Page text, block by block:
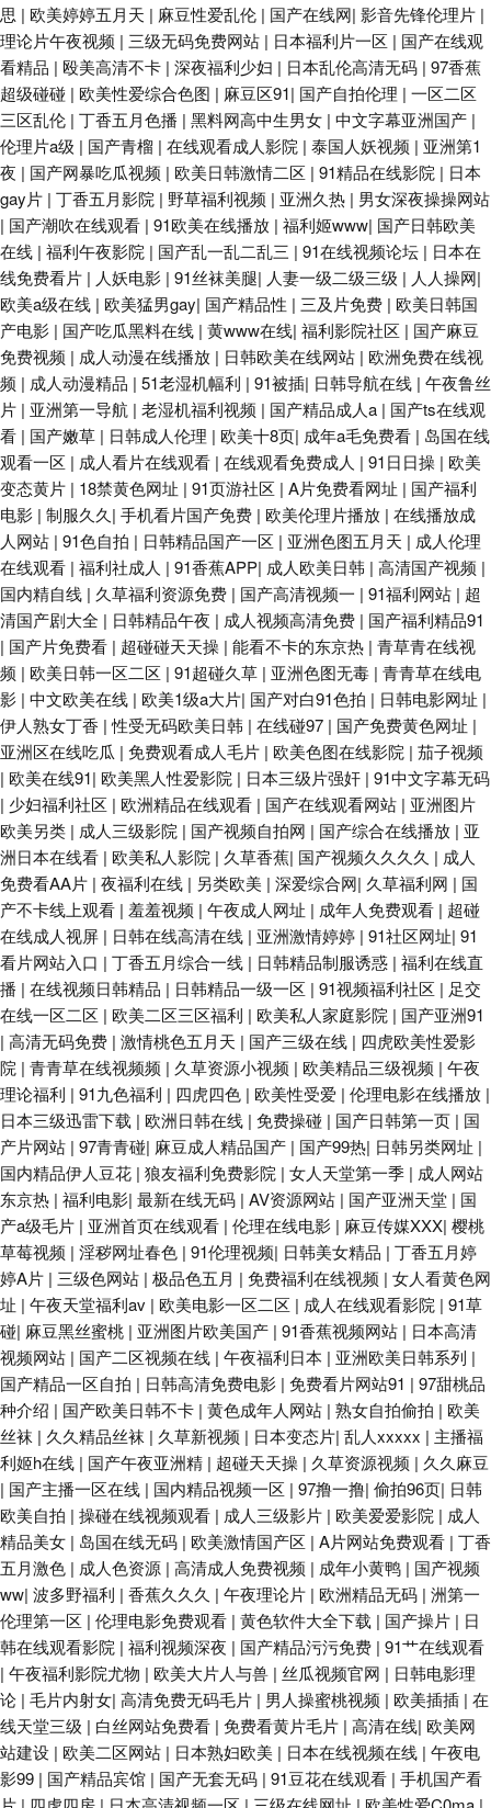
思 | 欧美婷婷五月天 | 麻豆性爱乱伦 | 国产在线网| 影音先锋伦理片 |
理论片午夜视频 | 三级无码免费网站 | 日本福利片一区 | 国产在线观
看精品 | 殴美高清不卡 | 深夜福利少妇 | 日本乱伦高清无码 | 97香蕉
超级碰碰 | 欧美性爱综合色图 | 麻豆区91| 国产自拍伦理 | 一区二区
三区乱伦 | 丁香五月色播 | 黑料网高中生男女 | 中文字幕亚洲国产 |
伦理片a级 | 国产青榴 | 在线观看成人影院 | 泰国人妖视频 | 亚洲第1
夜 | 国产网暴吃瓜视频 | 欧美日韩激情二区 | 91精品在线影院 | 日本
gay片 | 丁香五月影院 | 野草福利视频 | 亚洲久热 | 男女深夜操操网站
| 国产潮吹在线观看 | 91欧美在线播放 | 福利姬www| 国产日韩欧美
在线 | 福利午夜影院 | 国产乱一乱二乱三 | 91在线视频论坛 | 日本在
线免费看片 | 人妖电影 | 91丝袜美腿| 人妻一级二级三级 | 人人操网|
欧美a级在线 | 欧美猛男gay| 国产精品性 | 三及片免费 | 欧美日韩国
产电影 | 国产吃瓜黑料在线 | 黄www在线| 福利影院社区 | 国产麻豆
免费视频 | 成人动漫在线播放 | 日韩欧美在线网站 | 欧洲免费在线视
频 | 成人动漫精品 | 51老湿机幅利 | 91被插| 日韩导航在线 | 午夜鲁丝
片 | 亚洲第一导航 | 老湿机福利视频 | 国产精品成人a | 国产ts在线观
看 | 国产嫩草 | 日韩成人伦理 | 欧美十8页| 成年a毛免费看 | 岛国在线
观看一区 | 成人看片在线观看 | 在线观看免费成人 | 91日日操 | 欧美
变态黄片 | 18禁黄色网址 | 91页游社区 | A片免费看网址 | 国产福利
电影 | 制服久久 | 手机看片国产免费 | 欧美伦理片播放 | 在线播放成
人网站 | 91色自拍 | 日韩精品国产一区 | 亚洲色图五月天 | 成人伦理
在线观看 | 福利社成人 | 91香蕉APP| 成人欧美日韩 | 高清国产视频 |
国内精自线 | 久草福利资源免费 | 国产高清视频一 | 91福利网站 | 超
清国产剧大全 | 日韩精品午夜 | 成人视频高清免费 | 国产福利精品91
| 国产片免费看 | 超碰碰天天操 | 能看不卡的东京热 | 青草青在线视
频 | 欧美日韩一区二区 | 91超碰久草 | 亚洲色图无毒 | 青青草在线电
影 | 中文欧美在线 | 欧美1级a大片| 国产对白91色拍 | 日韩电影网址 |
伊人熟女丁香 |性受无码欧美日韩 | 在线碰97 | 国产免费黄色网址 |
亚洲区在线吃瓜 | 免费观看成人毛片 | 欧美色图在线影院 | 茄子视频
| 欧美在线91| 欧美黑人性爱影院 | 日本三级片强奸 | 91中文字幕无码
| 少妇福利社区 | 欧洲精品在线观看 | 国产在线观看网站 | 亚洲图片
欧美另类 | 成人三级影院 | 国产视频自拍网 | 国产综合在线播放 | 亚
洲日本在线看 | 欧美私人影院 | 久草香蕉| 国产视频久久久久 | 成人
免费看AA片 | 夜福利在线 | 另类欧美 | 深爱综合网| 久草福利网 | 国
产不卡线上观看 | 羞羞视频 | 午夜成人网址 | 成年人免费观看 | 超碰
在线成人视屏 | 日韩在线高清在线 | 亚洲激情婷婷 | 91社区网址| 91
看片网站入口 | 丁香五月综合一线 | 日韩精品制服诱惑 | 福利在线直
播 | 在线视频日韩精品 | 日韩精品一级一区 | 91视频福利社区 | 足交
在线一区二区 | 欧美二区三区福利 | 欧美私人家庭影院 | 国产亚洲91
| 高清无码免费 | 激情桃色五月天 | 国产三级在线 | 四虎欧美性爱影
院 | 青青草在线视频频 | 久草资源小视频 | 欧美精品三级视频 | 午夜
理论福利 | 91九色福利 | 四虎四色 | 欧美性受爱 | 伦理电影在线播放 |
日本三级迅雷下载 | 欧洲日韩在线 | 免费操碰 | 国产日韩第一页 | 国
产片网站 | 97青青碰| 麻豆成人精品国产 | 国产99热| 日韩另类网址 |
国内精品伊人豆花 | 狼友福利免费影院 | 女人天堂第一季 | 成人网站
东京热 | 福利电影| 最新在线无码 | AV资源网站 | 国产亚洲天堂 | 国
产a级毛片 | 亚洲首页在线观看 | 伦理在线电影 | 麻豆传媒XXX| 樱桃
草莓视频 | 淫秽网址春色 | 91伦理视频| 日韩美女精品 | 丁香五月婷
婷A片 | 三级色网站 | 极品色五月 | 免费福利在线视频 | 女人看黄色网
址 | 午夜天堂福利av | 欧美电影一区二区 | 成人在线观看影院 | 91草
碰| 麻豆黑丝蜜桃 | 亚洲图片欧美国产 | 91香蕉视频网站 | 日本高清
视频网站 | 国产二区视频在线 | 午夜福利日本 | 亚洲欧美日韩系列 |
国产精品一区自拍 | 日韩高清免费电影 | 免费看片网站91 | 97甜桃品
种介绍 | 国产欧美日韩不卡 | 黄色成年人网站 | 熟女自拍偷拍 | 欧美
丝袜 | 久久精品丝袜 | 久草新视频 | 日本变态片| 乱人xxxxx | 主播福
利姬h在线 | 国产午夜亚洲精 | 超碰天天操 | 久草资源视频 | 久久麻豆
| 国产主播一区在线 | 国内精品视频一区 | 97撸一撸| 偷拍96页| 日韩
欧美自拍 | 操碰在线视频观看 | 成人三级影片 | 欧美爱爱影院 | 成人
精品美女 | 岛国在线无码 | 欧美激情国产区 | A片网站免费观看 | 丁香
五月激色 | 成人色资源 | 高清成人免费视频 | 成年小黄鸭 | 国产视频
ww| 波多野福利 | 香蕉久久久 | 午夜理论片 | 欧洲精品无码 | 洲第一
伦理第一区 | 伦理电影免费观看 | 黄色软件大全下载 | 国产操片 | 日
韩在线观看影院 | 福利视频深夜 | 国产精品污污免费 | 91艹在线观看
| 午夜福利影院尤物 | 欧美大片人与兽 | 丝瓜视频官网 | 日韩电影理
论 | 毛片内射女| 高清免费无码毛片 | 男人操蜜桃视频 | 欧美插插 | 在
线天堂三级 | 白丝网站免费看 | 免费看黄片毛片 | 高清在线| 欧美网
站建设 | 欧美二区网站 | 日本熟妇欧美 | 日本在线视频在线 | 午夜电
影99 | 国产精品宾馆 | 国产无套无码 | 91豆花在线观看 | 手机国产看